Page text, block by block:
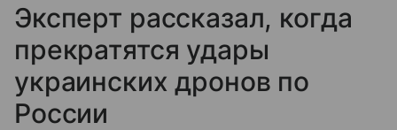
Эксперт рассказал, когда
прекратятся удары
украинских дронов по
России